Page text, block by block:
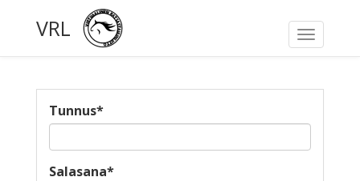
Toggle
VRL
Tunnus*
Salasana*